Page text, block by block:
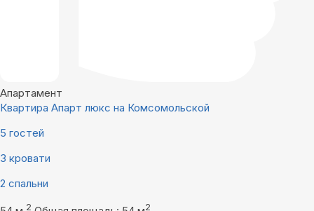
Апартамент
Квартира Апарт люкс на Комсомольской
5 гостей
3 кровати
2 спальни
2 2